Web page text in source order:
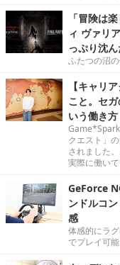
「冒険は
ィ ヴァリ
っぷり沈
ふたつの沼
【キャリ
こと。セ
いう働き方
クエスト」
されました
実際に働い
GeForce
ンドルコ
感
体感的にラ
でプレイ可能